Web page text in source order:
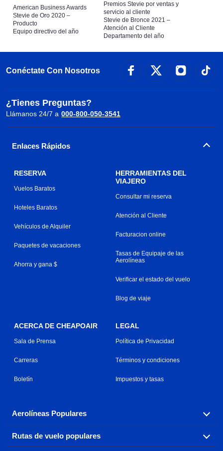
American Business Awards
Stevie de Oro 2020 –
Producto
Equipo directivo del año
Premios Stevie por ventas y
servicio al cliente
Stevie de Bronce 2021 –
Atención al Cliente
Departamento del año
Conéctate Con Nosotros
¿Tienes Preguntas?
Llámanos 24/7 a 000-800-050-3541
Enlaces Rápidos
RESERVA
Vuelos Baratos
Hoteles Baratos
Vehículos de Alquiler
Paquetes de vacaciones
Ahorra y gana $
HERRAMIENTAS DEL
VIAJERO
Consultar mi reserva
Atención al Cliente
Facturacion online
Tasas de Equipaje de las
Aerolíneas
Verificar el estado del vuelo
Blog de viaje
ACERCA DE CHEAPOAIR
Sala de Prensa
Carreras
Boletín
LEGAL
Política de Privacidad
Términos y condiciones
Impuestos y tasas
Aerolíneas Populares
Explora nuestras opciones de tarifas aéreas baratas por
aerolínea, con más de 500 opciones para elegir.
Rutas de vuelo populares